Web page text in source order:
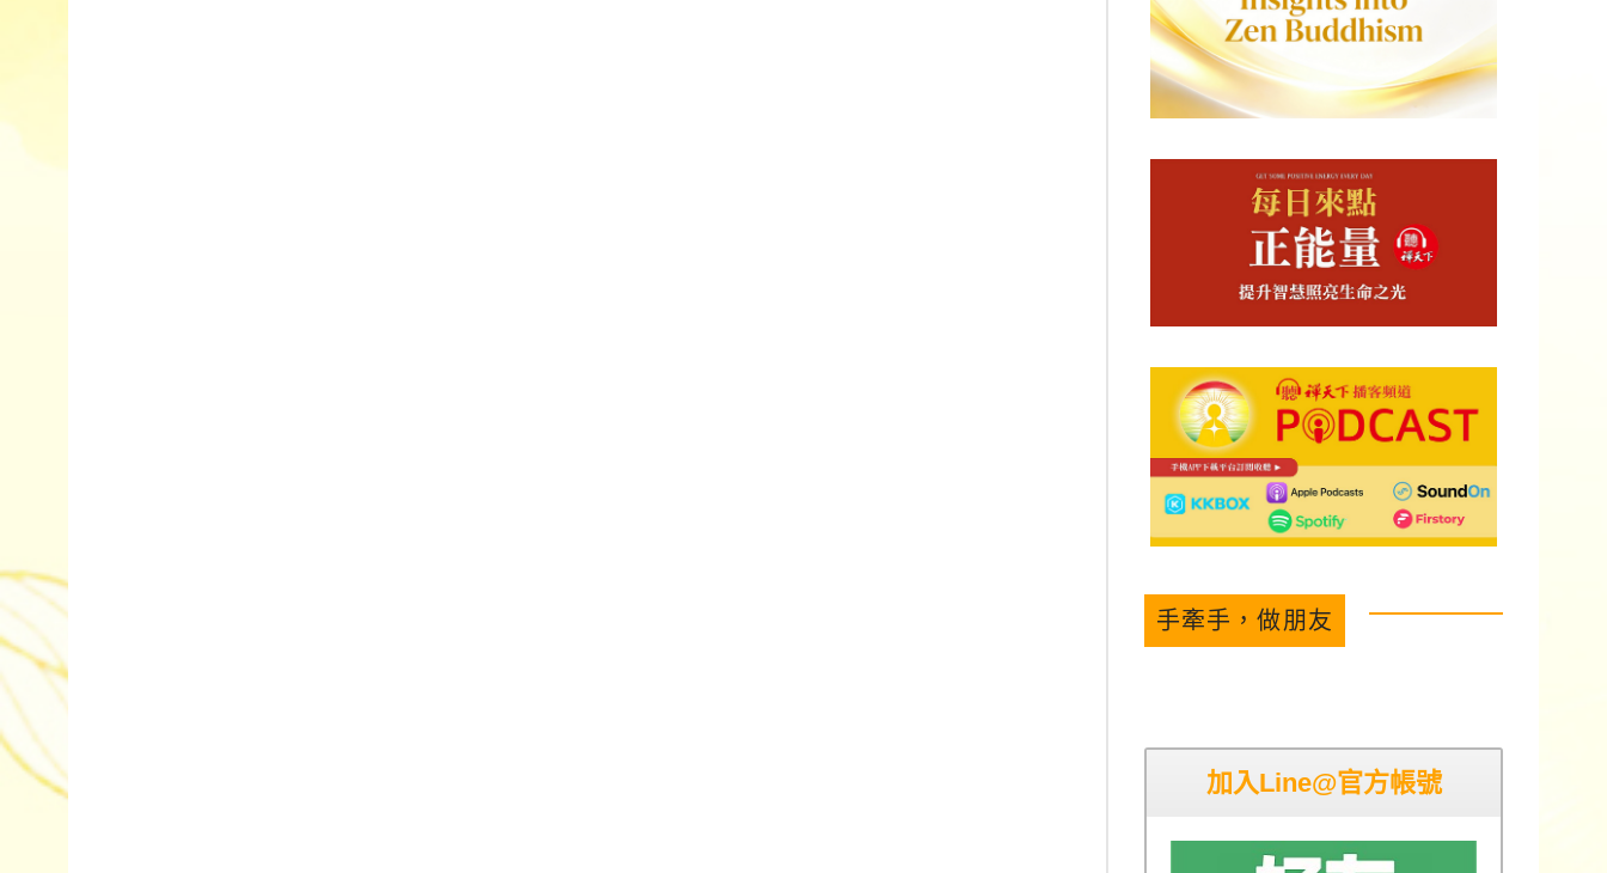
手牽手，做朋友
加入Line@官方帳號